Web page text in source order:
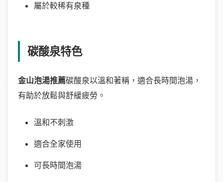
屬於較稀有泉種
碳酸泉特色
金山泡湯推薦碳酸泉以溫和著稱，適合長時間泡湯，
有助於放鬆與舒緩疲勞。
溫和不刺激
適合全家使用
可長時間泡湯